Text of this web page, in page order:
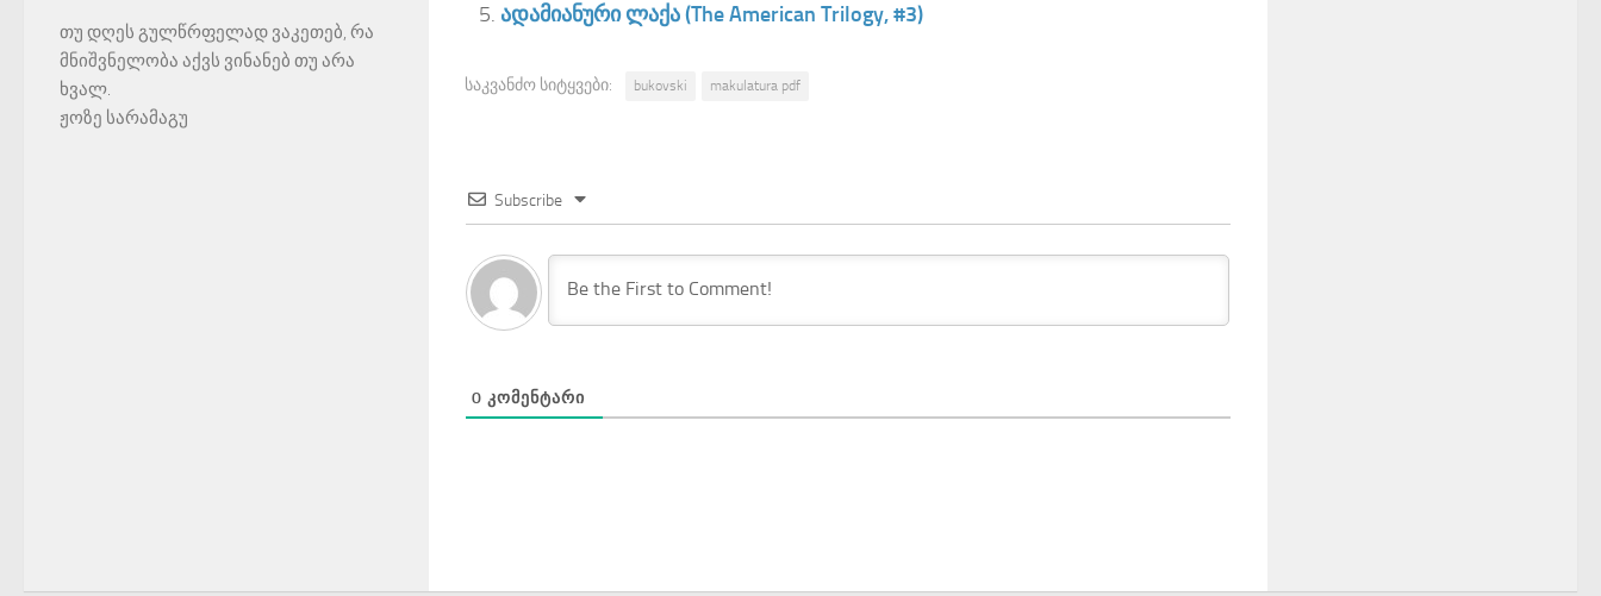
ადამიანური ლაქა (The American Trilogy, #3)
საკვანძო სიტყვები: bukovski makulatura pdf
Subscribe
0 ᲙᲝᲛᲔᲜᲢᲐᲠᲘ
თუ დღეს გულწრფელად ვაკეთებ, რა
მნიშვნელობა აქვს ვინანებ თუ არა
ხვალ.
ჟოზე სარამაგუ